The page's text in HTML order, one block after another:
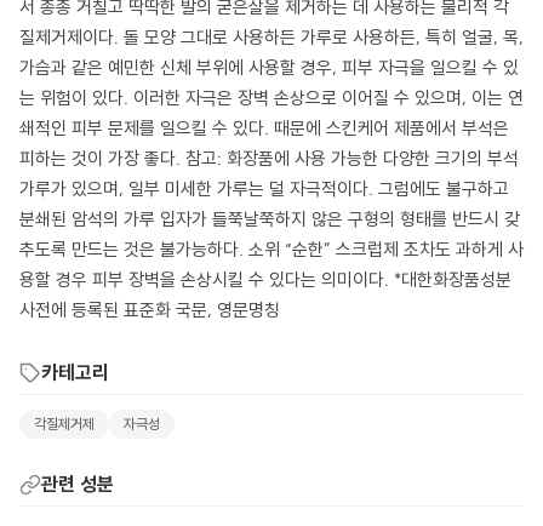
서 종종 거칠고 딱딱한 발의 굳은살을 제거하는 데 사용하는 물리적 각
질제거제이다. 돌 모양 그대로 사용하든 가루로 사용하든, 특히 얼굴, 목,
가슴과 같은 예민한 신체 부위에 사용할 경우, 피부 자극을 일으킬 수 있
는 위험이 있다. 이러한 자극은 장벽 손상으로 이어질 수 있으며, 이는 연
쇄적인 피부 문제를 일으킬 수 있다. 때문에 스킨케어 제품에서 부석은
피하는 것이 가장 좋다. 참고: 화장품에 사용 가능한 다양한 크기의 부석
가루가 있으며, 일부 미세한 가루는 덜 자극적이다. 그럼에도 불구하고
분쇄된 암석의 가루 입자가 들쭉날쭉하지 않은 구형의 형태를 반드시 갖
추도록 만드는 것은 불가능하다. 소위 “순한” 스크럽제 조차도 과하게 사
용할 경우 피부 장벽을 손상시킬 수 있다는 의미이다. *대한화장품성분
사전에 등록된 표준화 국문, 영문명칭
카테고리
각질제거제 자극성
관련 성분